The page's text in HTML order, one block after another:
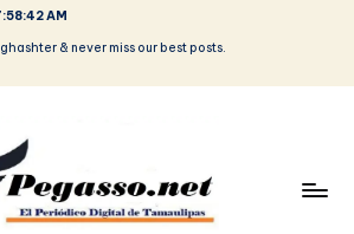
AM
& never miss our best posts.